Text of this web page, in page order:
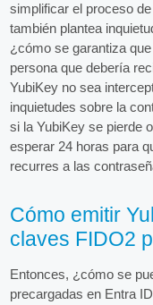
simplificar el proceso
también plantea
¿cómo se garantiza
persona que debería
YubiKey no sea
inquietudes sobre la
si la YubiKey se pierde
esperar 24 horas para
recurres a las
Cómo emitir
claves FIDO2
Entonces, ¿cómo se
precargadas en Entra